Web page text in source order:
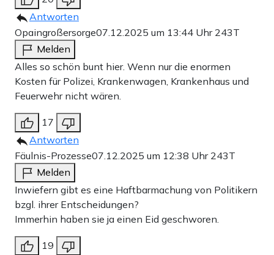
Antworten
Opaingroßersorge07.12.2025 um 13:44 Uhr 243T
Melden
Alles so schön bunt hier. Wenn nur die enormen
Kosten für Polizei, Krankenwagen, Krankenhaus und
Feuerwehr nicht wären.
17
Antworten
Fäulnis-Prozesse07.12.2025 um 12:38 Uhr 243T
Melden
Inwiefern gibt es eine Haftbarmachung von Politikern
bzgl. ihrer Entscheidungen?
Immerhin haben sie ja einen Eid geschworen.
19